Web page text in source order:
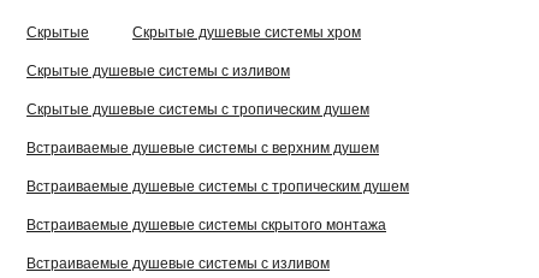
Скрытые Скрытые душевые системы хром
Скрытые душевые системы с изливом
Скрытые душевые системы с тропическим душем
Встраиваемые душевые системы с верхним душем
Встраиваемые душевые системы с тропическим душем
Встраиваемые душевые системы скрытого монтажа
Встраиваемые душевые системы с изливом